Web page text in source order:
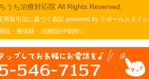
うち治療対応院 All Rights Reserved.
商取引法に基づく表記 powered by ラポールスタイル
院・整体院・治療院HP制作）